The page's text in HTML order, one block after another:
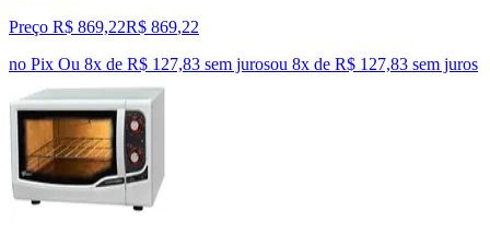
Preço R$ 869,22R$ 869,22
no Pix Ou 8x de R$ 127,83 sem jurosou 8x de R$ 127,83 sem juros